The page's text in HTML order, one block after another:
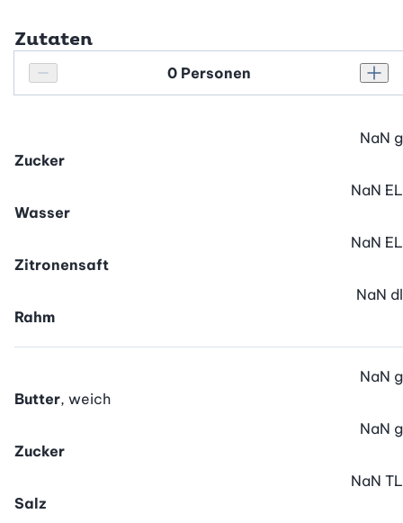
Zutaten
Personenanzahl verringern
Personenanzahl
Zucker
NaN g
Wasser
NaN EL
Zitronensaft
NaN EL
Rahm
NaN dl
Butter, weich
NaN g
Zucker
NaN g
Salz
NaN TL